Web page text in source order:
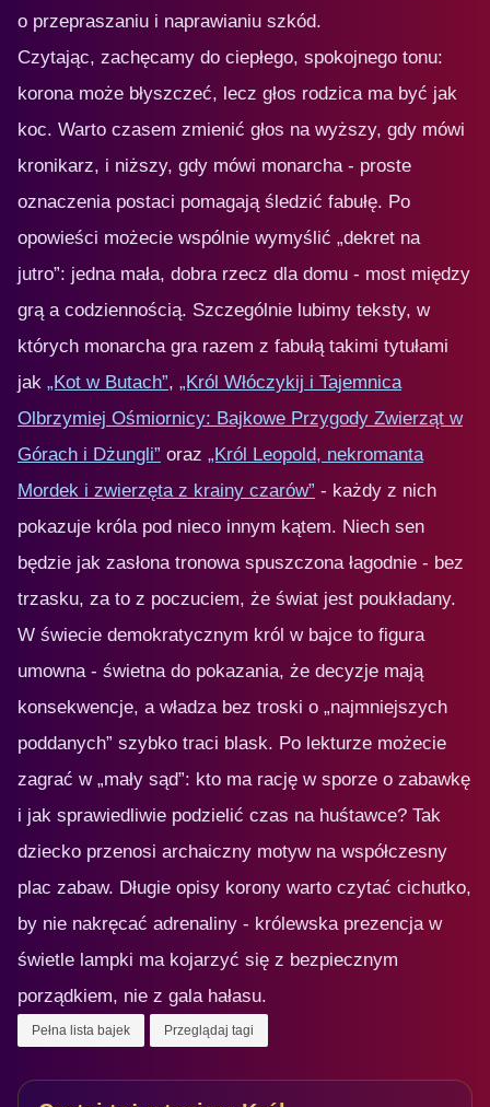
o przepraszaniu i naprawianiu szkód.
Czytając, zachęcamy do ciepłego, spokojnego tonu:
korona może błyszczeć, lecz głos rodzica ma być jak
koc. Warto czasem zmienić głos na wyższy, gdy mówi
kronikarz, i niższy, gdy mówi monarcha - proste
oznaczenia postaci pomagają śledzić fabułę. Po
opowieści możecie wspólnie wymyślić „dekret na
jutro”: jedna mała, dobra rzecz dla domu - most między
grą a codziennością. Szczególnie lubimy teksty, w
których monarcha gra razem z fabułą takimi tytułami
jak „Kot w Butach”, „Król Włóczykij i Tajemnica
Olbrzymiej Ośmiornicy: Bajkowe Przygody Zwierząt w
Górach i Dżungli” oraz „Król Leopold, nekromanta
Mordek i zwierzęta z krainy czarów” - każdy z nich
pokazuje króla pod nieco innym kątem. Niech sen
będzie jak zasłona tronowa spuszczona łagodnie - bez
trzasku, za to z poczuciem, że świat jest poukładany.
W świecie demokratycznym król w bajce to figura
umowna - świetna do pokazania, że decyzje mają
konsekwencje, a władza bez troski o „najmniejszych
poddanych” szybko traci blask. Po lekturze możecie
zagrać w „mały sąd”: kto ma rację w sporze o zabawkę
i jak sprawiedliwie podzielić czas na huśtawce? Tak
dziecko przenosi archaiczny motyw na współczesny
plac zabaw. Długie opisy korony warto czytać cichutko,
by nie nakręcać adrenaliny - królewska prezencja w
świetle lampki ma kojarzyć się z bezpiecznym
porządkiem, nie z gala hałasu.
Pełna lista bajek Przeglądaj tagi